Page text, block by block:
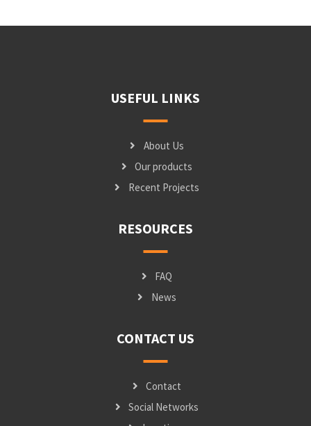
USEFUL LINKS
About Us
Our products
Recent Projects
RESOURCES
FAQ
News
CONTACT US
Contact
Social Networks